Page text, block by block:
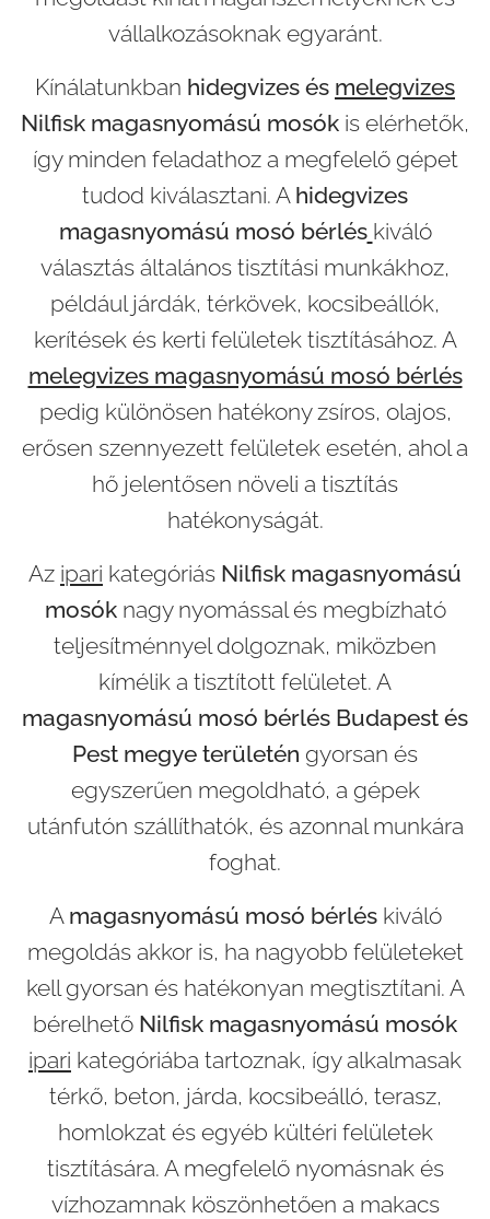
vállalkozásoknak egyaránt.
Kínálatunkban hidegvizes és melegvizes
Nilfisk magasnyomású mosók is elérhetők,
így minden feladathoz a megfelelő gépet
tudod kiválasztani. A hidegvizes
magasnyomású mosó bérlés kiváló
választás általános tisztítási munkákhoz,
például járdák, térkövek, kocsibeállók,
kerítések és kerti felületek tisztításához. A
melegvizes magasnyomású mosó bérlés
pedig különösen hatékony zsíros, olajos,
erősen szennyezett felületek esetén, ahol a
hő jelentősen növeli a tisztítás
hatékonyságát.
Az ipari kategóriás Nilfisk magasnyomású
mosóknagy nyomással és megbízható
teljesítménnyel dolgoznak, miközben
kímélik a tisztított felületet. A
magasnyomású mosó bérlés Budapest és
Pest megye területén gyorsan és
egyszerűen megoldható, a gépek
utánfutón szállíthatók, és azonnal munkára
foghat.
A magasnyomású mosó bérléskiváló
megoldás akkor is, ha nagyobb felületeket
kell gyorsan és hatékonyan megtisztítani. A
bérelhető Nilfisk magasnyomású mosók
ipari kategóriába tartoznak, így alkalmasak
térkő, beton, járda, kocsibeálló, terasz,
homlokzat és egyéb kültéri felületek
tisztítására. A megfelelő nyomásnak és
vízhozamnak köszönhetően a makacs